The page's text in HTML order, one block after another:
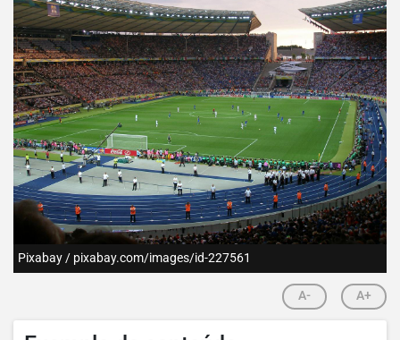
Pixabay / pixabay.com/images/id-227561
A- A+